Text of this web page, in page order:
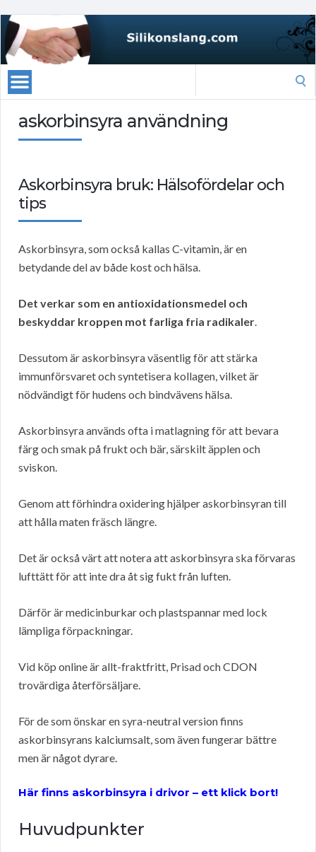
askorbinsyra användning
Askorbinsyra bruk: Hälsofördelar och
tips
Askorbinsyra, som också kallas C-vitamin, är en
betydande del av både kost och hälsa.
Det verkar som en antioxidationsmedel och
beskyddar kroppen mot farliga fria radikaler.
Dessutom är askorbinsyra väsentlig för att stärka
immunförsvaret och syntetisera kollagen, vilket är
nödvändigt för hudens och bindvävens hälsa.
Askorbinsyra används ofta i matlagning för att bevara
färg och smak på frukt och bär, särskilt äpplen och
sviskon.
Genom att förhindra oxidering hjälper askorbinsyran till
att hålla maten fräsch längre.
Det är också värt att notera att askorbinsyra ska förvaras
lufttätt för att inte dra åt sig fukt från luften.
Därför är medicinburkar och plastspannar med lock
lämpliga förpackningar.
Vid köp online är allt-fraktfritt, Prisad och CDON
trovärdiga återförsäljare.
För de som önskar en syra-neutral version finns
askorbinsyrans kalciumsalt, som även fungerar bättre
men är något dyrare.
Här finns askorbinsyra i drivor – ett klick bort!
Huvudpunkter